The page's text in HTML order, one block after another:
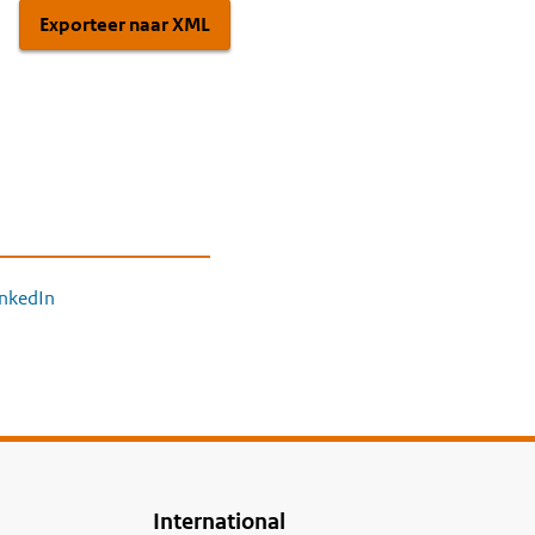
Exporteer naar XML
International